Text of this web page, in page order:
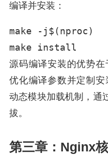
编译并安装：
make -j$(nproc)
make install
源码编译安装的优势在
优化编译参数并定制
动态模块加载机制，通
拔。
第三章：Nginx